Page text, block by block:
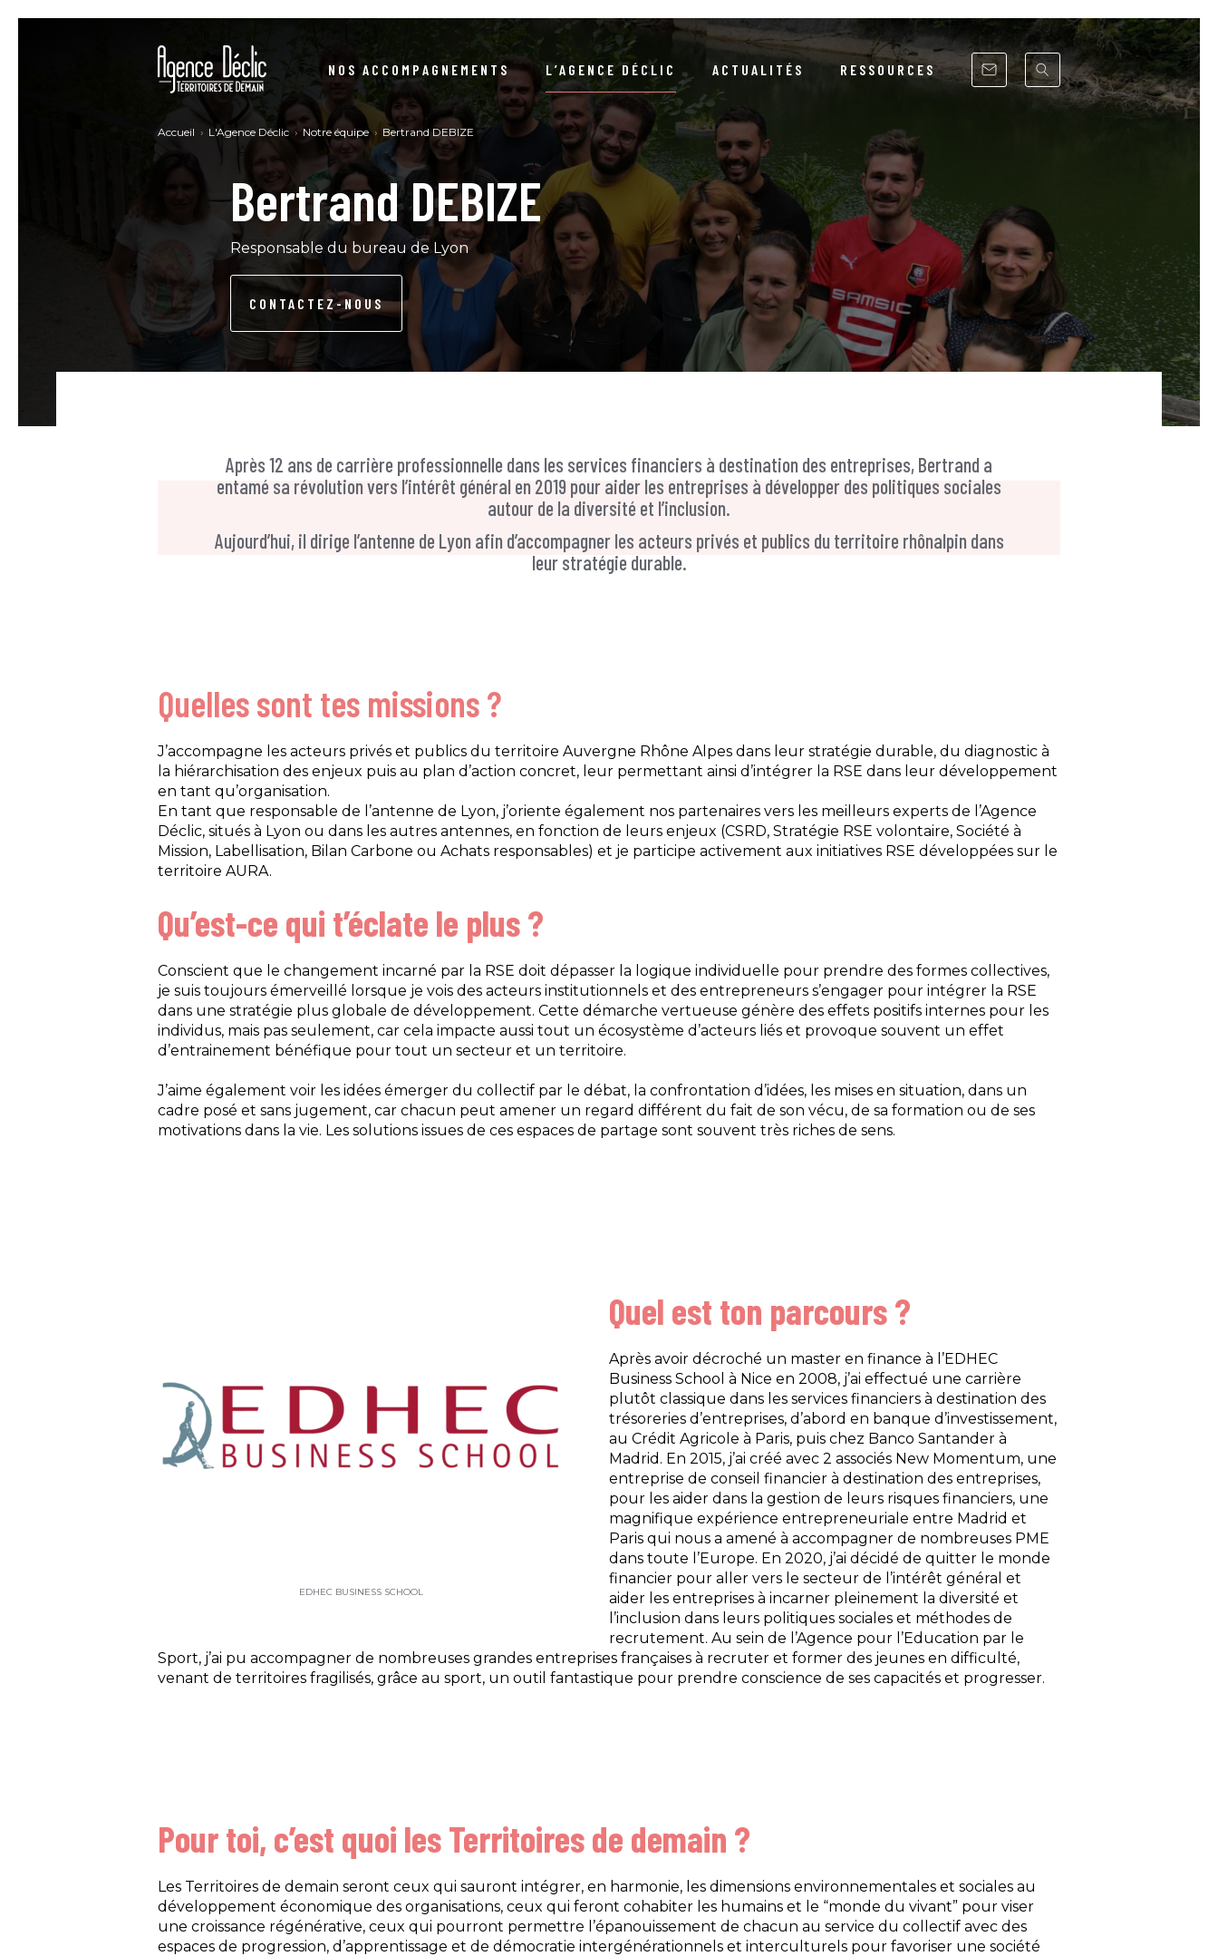
NOS ACCOMPAGNEMENTS
STRUCTURER VOS DÉMARCHES RSE
SE CONFORMER À LA DIRECTIVE CSRD
CONSTRUIRE VOTRE STRATÉGIE BAS-CARBONE
DEVENIR UNE ENTREPRISE À MISSION
SE FORMER RSE - MARCHÉ PUBLIC
ACHATS PUBLICS – ACHATS RESPONSABLES
L’AGENCE DÉCLIC
NOTRE RAISON D’ÊTRE
NOTRE DÉMARCHE RSE
NOS RÉFÉRENCES CLIENTS
NOTRE ÉQUIPE
NOUS REJOINDRE
ACTUALITÉS
ARTICLES
EVÉNEMENTS
LIVRE D’OR
RESSOURCES
NEWSLETTERS / DOSSIERS RSE
COMPRENDRE LA DURABILITÉ
COMPRENDRE LA COMMANDE PUBLIQUE
GUIDES / LIVRES BLANCS
PODCAST
Accueil L'Agence Déclic Notre équipe Bertrand DEBIZE
Bertrand DEBIZE
Responsable du bureau de Lyon
CONTACTEZ-NOUS
Après 12 ans de carrière professionnelle dans les services financiers à destination des entreprises, Bertrand a
entamé sa révolution vers l’intérêt général en 2019 pour aider les entreprises à développer des politiques sociales
autour de la diversité et l’inclusion.
Aujourd’hui, il dirige l’antenne de Lyon afin d’accompagner les acteurs privés et publics du territoire rhônalpin dans
leur stratégie durable.
Quelles sont tes missions ?
J’accompagne les acteurs privés et publics du territoire Auvergne Rhône Alpes dans leur stratégie durable, du diagnostic à
la hiérarchisation des enjeux puis au plan d’action concret, leur permettant ainsi d’intégrer la RSE dans leur développement
en tant qu’organisation.
En tant que responsable de l’antenne de Lyon, j’oriente également nos partenaires vers les meilleurs experts de l’Agence
Déclic, situés à Lyon ou dans les autres antennes, en fonction de leurs enjeux (CSRD, Stratégie RSE volontaire, Société à
Mission, Labellisation, Bilan Carbone ou Achats responsables) et je participe activement aux initiatives RSE développées sur le
territoire AURA.
Qu’est-ce qui t’éclate le plus ?
Conscient que le changement incarné par la RSE doit dépasser la logique individuelle pour prendre des formes collectives,
je suis toujours émerveillé lorsque je vois des acteurs institutionnels et des entrepreneurs s’engager pour intégrer la RSE
dans une stratégie plus globale de développement. Cette démarche vertueuse génère des effets positifs internes pour les
individus, mais pas seulement, car cela impacte aussi tout un écosystème d’acteurs liés et provoque souvent un effet
d’entrainement bénéfique pour tout un secteur et un territoire.
J’aime également voir les idées émerger du collectif par le débat, la confrontation d’idées, les mises en situation, dans un
cadre posé et sans jugement, car chacun peut amener un regard différent du fait de son vécu, de sa formation ou de ses
motivations dans la vie. Les solutions issues de ces espaces de partage sont souvent très riches de sens.
EDHEC BUSINESS SCHOOL
Quel est ton parcours ?
Après avoir décroché un master en finance à l’EDHEC
Business School à Nice en 2008, j’ai effectué une carrière
plutôt classique dans les services financiers à destination des
trésoreries d’entreprises, d’abord en banque d’investissement,
au Crédit Agricole à Paris, puis chez Banco Santander à
Madrid. En 2015, j’ai créé avec 2 associés New Momentum, une
entreprise de conseil financier à destination des entreprises,
pour les aider dans la gestion de leurs risques financiers, une
magnifique expérience entrepreneuriale entre Madrid et
Paris qui nous a amené à accompagner de nombreuses PME
dans toute l’Europe. En 2020, j’ai décidé de quitter le monde
financier pour aller vers le secteur de l’intérêt général et
aider les entreprises à incarner pleinement la diversité et
l’inclusion dans leurs politiques sociales et méthodes de
recrutement. Au sein de l’Agence pour l’Education par le
Sport, j’ai pu accompagner de nombreuses grandes entreprises françaises à recruter et former des jeunes en difficulté,
venant de territoires fragilisés, grâce au sport, un outil fantastique pour prendre conscience de ses capacités et progresser.
Pour toi, c’est quoi les Territoires de demain ?
Les Territoires de demain seront ceux qui sauront intégrer, en harmonie, les dimensions environnementales et sociales au
développement économique des organisations, ceux qui feront cohabiter les humains et le “monde du vivant” pour viser
une croissance régénérative, ceux qui pourront permettre l’épanouissement de chacun au service du collectif avec des
espaces de progression, d’apprentissage et de démocratie intergénérationnels et interculturels pour favoriser une société